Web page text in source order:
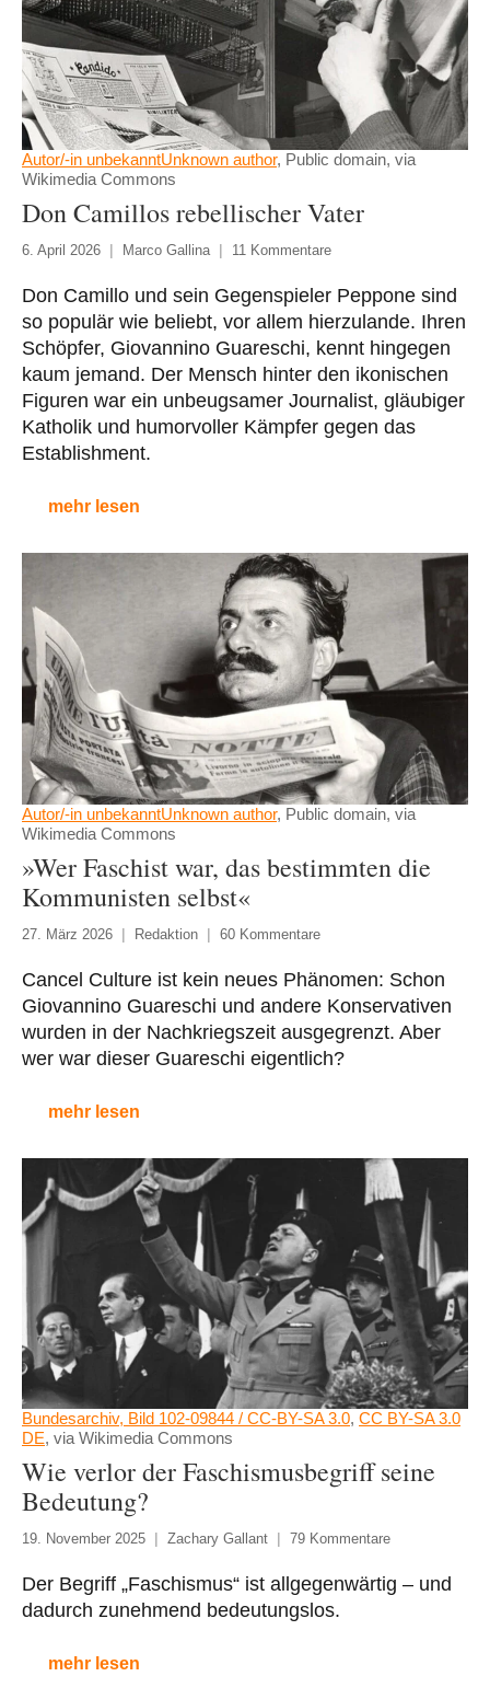
Autor/-in unbekanntUnknown author, Public domain, via
Wikimedia Commons
Don Camillos rebellischer Vater
6. April 2026 Marco Gallina 11 Kommentare
Don Camillo und sein Gegenspieler Peppone sind
so populär wie beliebt, vor allem hierzulande. Ihren
Schöpfer, Giovannino Guareschi, kennt hingegen
kaum jemand. Der Mensch hinter den ikonischen
Figuren war ein unbeugsamer Journalist, gläubiger
Katholik und humorvoller Kämpfer gegen das
Establishment.
mehr lesen
Autor/-in unbekanntUnknown author, Public domain, via
Wikimedia Commons
»Wer Faschist war, das bestimmten die
Kommunisten selbst«
27. März 2026 Redaktion 60 Kommentare
Cancel Culture ist kein neues Phänomen: Schon
Giovannino Guareschi und andere Konservativen
wurden in der Nachkriegszeit ausgegrenzt. Aber
wer war dieser Guareschi eigentlich?
mehr lesen
Bundesarchiv, Bild 102-09844 / CC-BY-SA 3.0, CC BY-SA 3.0
DE, via Wikimedia Commons
Wie verlor der Faschismusbegriff seine
Bedeutung?
19. November 2025 Zachary Gallant 79 Kommentare
Der Begriff „Faschismus“ ist allgegenwärtig – und
dadurch zunehmend bedeutungslos.
mehr lesen